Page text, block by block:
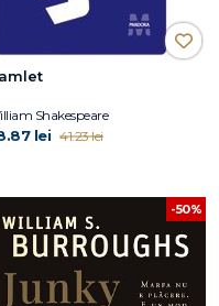
Shakespeare
lei 41.23 lei
-50%